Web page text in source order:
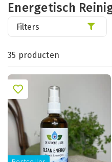
Energetisch
35 producten
Filters